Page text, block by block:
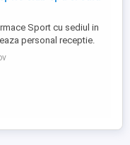
Sport cu sediul in
personal receptie.
abilitati de
engleza nivel mediu
in utilizare PC